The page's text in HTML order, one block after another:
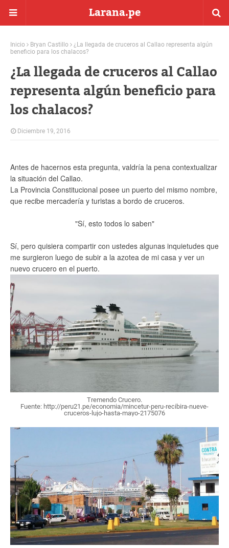
Larana.pe
Inicio Bryan Castillo
¿La llegada de cruceros al Callao representa algún
beneficio para los chalacos?
¿La llegada de cruceros al Callao
representa algún beneficio para
los chalacos?
Diciembre 19, 2016
Antes de hacernos esta pregunta, valdría la pena contextualizar
la situación del Callao.
La Provincia Constitucional posee un puerto del mismo nombre,
que recibe mercadería y turistas a bordo de cruceros.
"Sí, esto todos lo saben"
Sí, pero quisiera compartir con ustedes algunas inquietudes que
me surgieron luego de subir a la azotea de mi casa y ver un
nuevo crucero en el puerto.
Tremendo Crucero.
Fuente: http://peru21.pe/economia/mincetur-peru-recibira-nueve-
cruceros-lujo-hasta-mayo-2175076